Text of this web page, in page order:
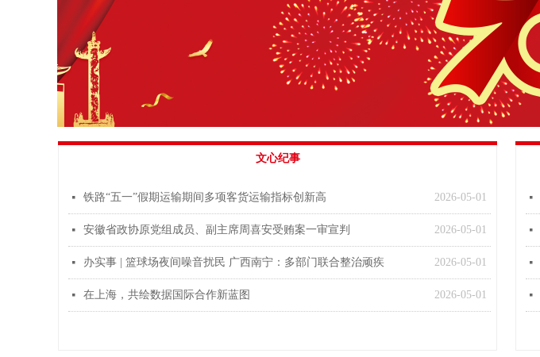
文心纪事
2026-05-01
넷 铁路“五一”假期运输期间多项客货运输指标创新高
2026-05-01
넷 安徽省政协原党组成员、副主席周喜安受贿案一审宣判
2026-05-01
넷 办实事 | 篮球场夜间噪音扰民 广西南宁：多部门联合整治顽疾
2026-05-01
넷 在上海，共绘数据国际合作新蓝图
넷
넷
넷
넷